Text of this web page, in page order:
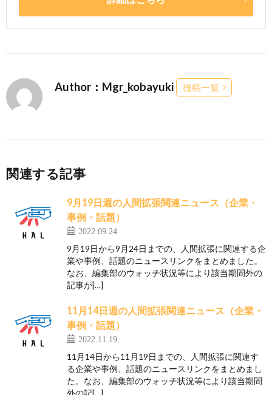
Author：Mgr_kobayuki 投稿一覧
関連する記事
9月19日週の人間拡張関連ニュース（企業・
事例・話題）
2022.09.24
9月19日から9月24日までの、人間拡張に関連する企
業や事例、話題のニュースリンクをまとめました。
なお、編集部のウォッチ状況等により該当期間外の
記事が[…]
11月14日週の人間拡張関連ニュース（企業・
事例・話題）
2022.11.19
11月14日から11月19日までの、人間拡張に関連す
る企業や事例、話題のニュースリンクをまとめまし
た。なお、編集部のウォッチ状況等により該当期間